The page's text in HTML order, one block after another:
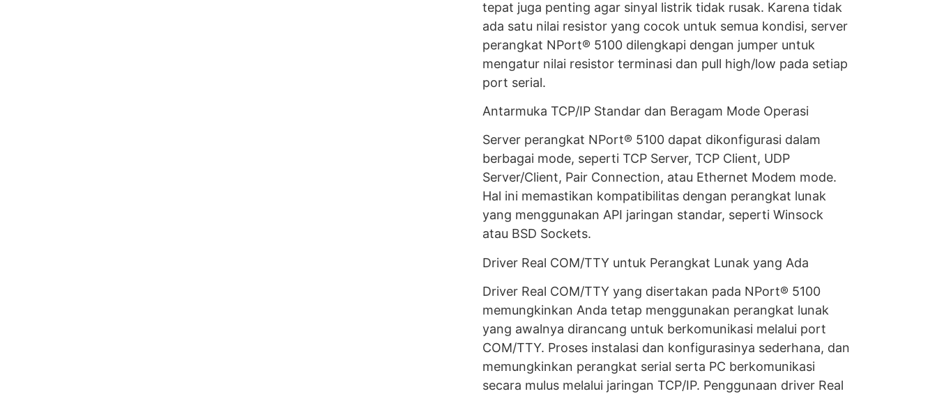
tepat juga penting agar sinyal listrik tidak rusak. Karena tidak
ada satu nilai resistor yang cocok untuk semua kondisi, server
perangkat NPort® 5100 dilengkapi dengan jumper untuk
mengatur nilai resistor terminasi dan pull high/low pada setiap
port serial.
Antarmuka TCP/IP Standar dan Beragam Mode Operasi
Server perangkat NPort® 5100 dapat dikonfigurasi dalam
berbagai mode, seperti TCP Server, TCP Client, UDP
Server/Client, Pair Connection, atau Ethernet Modem mode.
Hal ini memastikan kompatibilitas dengan perangkat lunak
yang menggunakan API jaringan standar, seperti Winsock
atau BSD Sockets.
Driver Real COM/TTY untuk Perangkat Lunak yang Ada
Driver Real COM/TTY yang disertakan pada NPort® 5100
memungkinkan Anda tetap menggunakan perangkat lunak
yang awalnya dirancang untuk berkomunikasi melalui port
COM/TTY. Proses instalasi dan konfigurasinya sederhana, dan
memungkinkan perangkat serial serta PC berkomunikasi
secara mulus melalui jaringan TCP/IP. Penggunaan driver Real